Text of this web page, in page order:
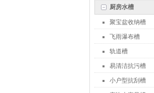
厨房水槽
聚宝盆收纳槽
飞雨瀑布槽
轨道槽
易清洁抗污槽
小户型抗刮槽